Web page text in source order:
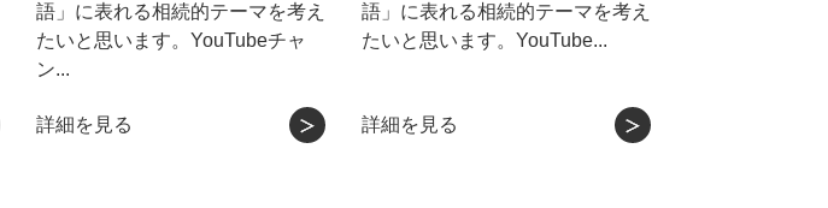
語」に表れる相続的テーマを考え
たいと思います。YouTubeチャ
ン...
詳細を見る
語」に表れる相続的テーマを考え
たいと思います。YouTube...
詳細を見る